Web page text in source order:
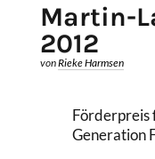
Martin-
2012
vonRieke Harmsen
Förderpreis
Generation